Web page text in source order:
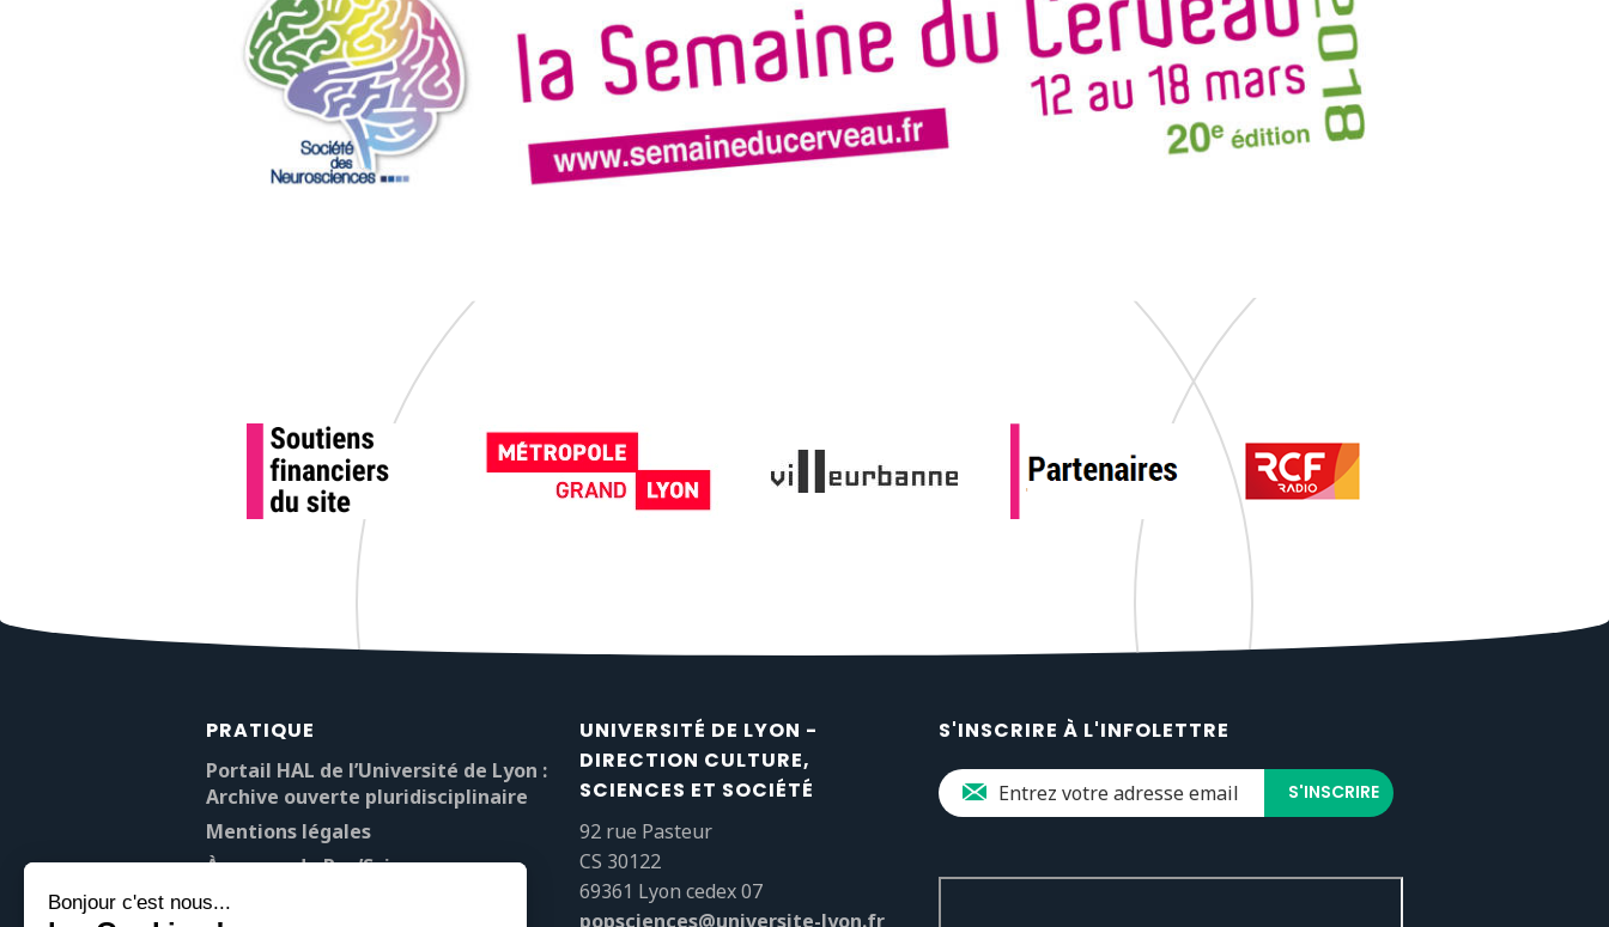
PRATIQUE
Portail HAL de l’Université de Lyon :
Archive ouverte pluridisciplinaire
Mentions légales
À propos de Pop’Sciences
Contact
UNIVERSITÉ DE LYON -
DIRECTION CULTURE,
SCIENCES ET SOCIÉTÉ
92 rue Pasteur
CS 30122
69361 Lyon cedex 07
popsciences@universite-lyon.fr
S'INSCRIRE À L'INFOLETTRE